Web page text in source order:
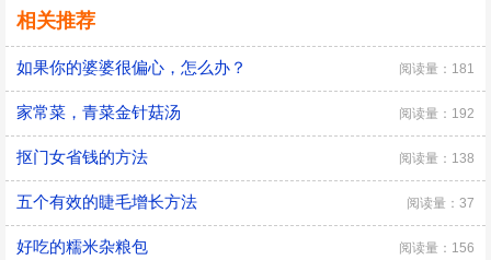
相关推荐
如果你的婆婆很偏心，怎么办？ 阅读量：181
家常菜，青菜金针菇汤 阅读量：192
抠门女省钱的方法 阅读量：138
五个有效的睫毛增长方法 阅读量：37
好吃的糯米杂粮包 阅读量：156